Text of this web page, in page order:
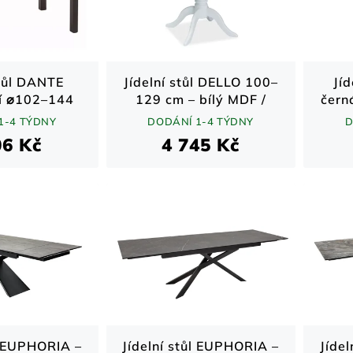
DANTE
⌀102–144
artisan /
4 TÝDNY
Kč
Jídelní stůl DELLO 100–
129 cm – bílý MDF /
dřevo
DODÁNÍ 1-4 TÝDNY
4 745 Kč
– Jídelní stůl EUPHORIA –